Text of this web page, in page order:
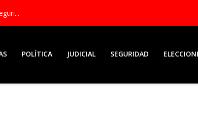
POLÍTICA JUDICIAL SEGURIDAD